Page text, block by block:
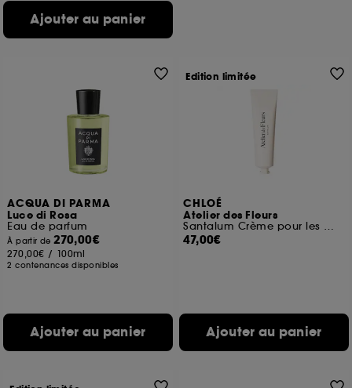
Ajouter au panier
ACQUA DI PARMA
Luce di Rosa
Eau de parfum
À partir de270,00€
270,00€ / 100ml
2 contenances disponibles
Ajouter au panier
CHLOÉ
Atelier des Fleurs
Santalum Crème pour les mains
47,00€
Ajouter au panier
Edition limitée